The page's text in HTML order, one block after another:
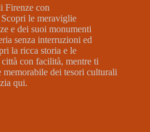
Firenze con
Scopri le meraviglie
e dei suoi monumenti
senza interruzioni ed
la ricca storia e le
con facilità, mentre ti
dei tesori culturali
qui.